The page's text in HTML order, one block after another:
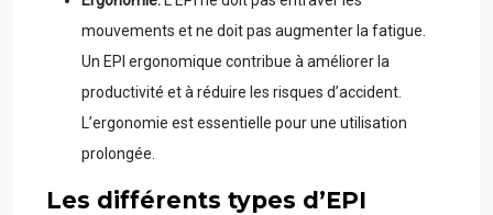
mouvements et ne doit pas augmenter la fatigue.
Un EPI ergonomique contribue à améliorer la
productivité et à réduire les risques d’accident.
L’ergonomie est essentielle pour une utilisation
prolongée.
Les différents types d’EPI